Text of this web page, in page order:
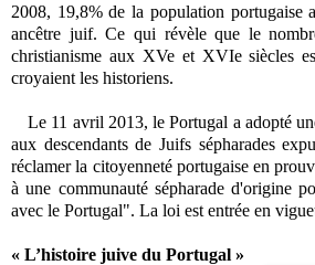
2008, 19,8% de la population portugaise
ancêtre juif. Ce qui révèle que le
christianisme aux XVe et XVIe siècles
croyaient les historiens.
Le 11 avril 2013, le Portugal a adopté
aux descendants de Juifs sépharades
réclamer la citoyenneté portugaise en
à une communauté sépharade d'origine
avec le Portugal". La loi est entrée en
« L’histoire juive du Portugal »